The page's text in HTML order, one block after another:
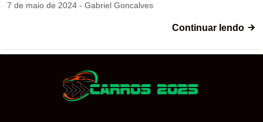
7 de maio de 2024 - Gabriel Goncalves
Continuar lendo